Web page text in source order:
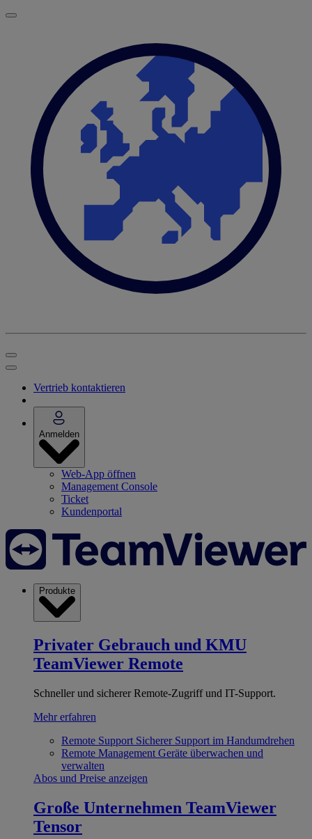
Vertrieb kontaktieren
Anmelden
Web-App öffnen
Management Console
Ticket
Kundenportal
Produkte
Privater Gebrauch und KMU
TeamViewer Remote
Schneller und sicherer Remote-Zugriff und IT-Support.
Mehr erfahren
Remote Support Sicherer Support im Handumdrehen
Remote Management Geräte überwachen und
verwalten
Abos und Preise anzeigen
Große Unternehmen TeamViewer
Tensor